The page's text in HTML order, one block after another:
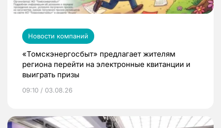
Новости компаний
«Томскэнергосбыт» предлагает жителям
региона перейти на электронные квитанции и
выиграть призы
09:10 / 03.08.26